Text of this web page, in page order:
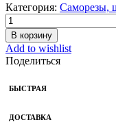
Категория: Саморезы,
В корзину
Add to wishlist
Поделиться
БЫСТРАЯ
ДОСТАВКА